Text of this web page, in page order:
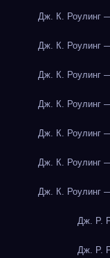
Дж. К. Роулинг
Дж. К. Роулинг
Дж. К. Роулинг
Дж. К. Роулинг
Дж. К. Роулинг
Дж. К. Роулинг
Дж. К. Роулинг
Дж. Р.
Дж. Р.